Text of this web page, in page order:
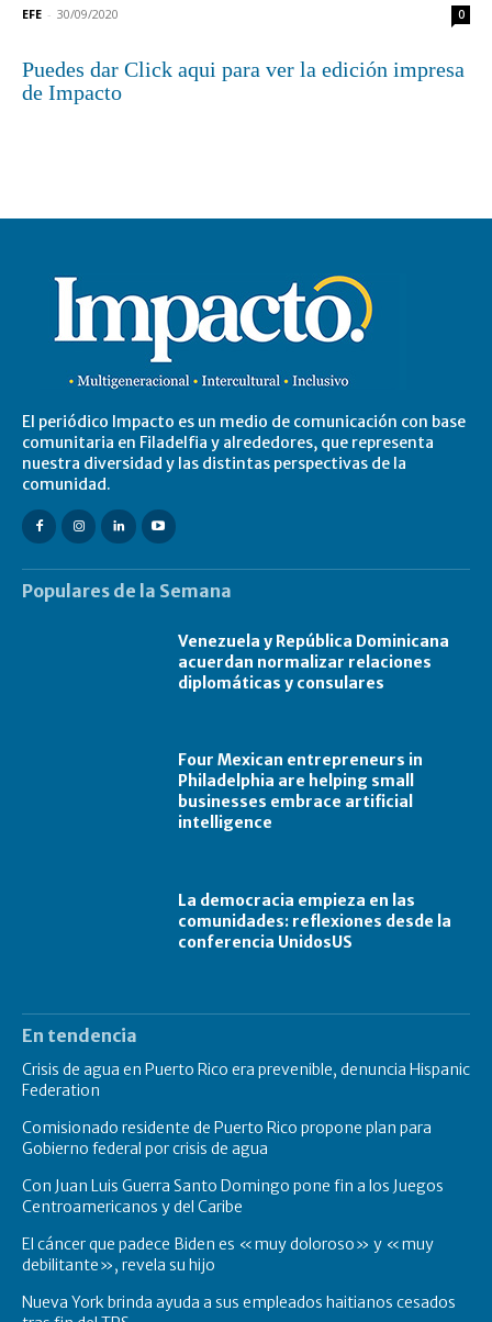
EFE - 30/09/2020 0
Puedes dar Click aqui para ver la edición impresa
de Impacto
El periódico Impacto es un medio de comunicación con base
comunitaria en Filadelfia y alrededores, que representa
nuestra diversidad y las distintas perspectivas de la
comunidad.
Populares de la Semana
Venezuela y República Dominicana
acuerdan normalizar relaciones
diplomáticas y consulares
Four Mexican entrepreneurs in
Philadelphia are helping small
businesses embrace artificial
intelligence
La democracia empieza en las
comunidades: reflexiones desde la
conferencia UnidosUS
En tendencia
Crisis de agua en Puerto Rico era prevenible, denuncia Hispanic
Federation
Comisionado residente de Puerto Rico propone plan para
Gobierno federal por crisis de agua
Con Juan Luis Guerra Santo Domingo pone fin a los Juegos
Centroamericanos y del Caribe
El cáncer que padece Biden es «muy doloroso» y «muy
debilitante», revela su hijo
Nueva York brinda ayuda a sus empleados haitianos cesados